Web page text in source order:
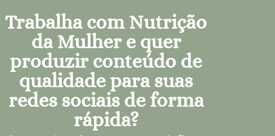
Trabalha com Nutrição
da Mulher e quer
produzir conteúdo de
qualidade para suas
redes sociais de forma
rápida?